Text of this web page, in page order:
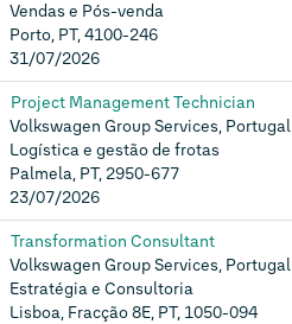
Vendas e Pós-venda
Porto, PT, 4100-246
31/07/2026
Project Management Technician
Volkswagen Group Services, Portugal
Logística e gestão de frotas
Palmela, PT, 2950-677
23/07/2026
Transformation Consultant
Volkswagen Group Services, Portugal
Estratégia e Consultoria
Lisboa, Fracção 8E, PT, 1050-094